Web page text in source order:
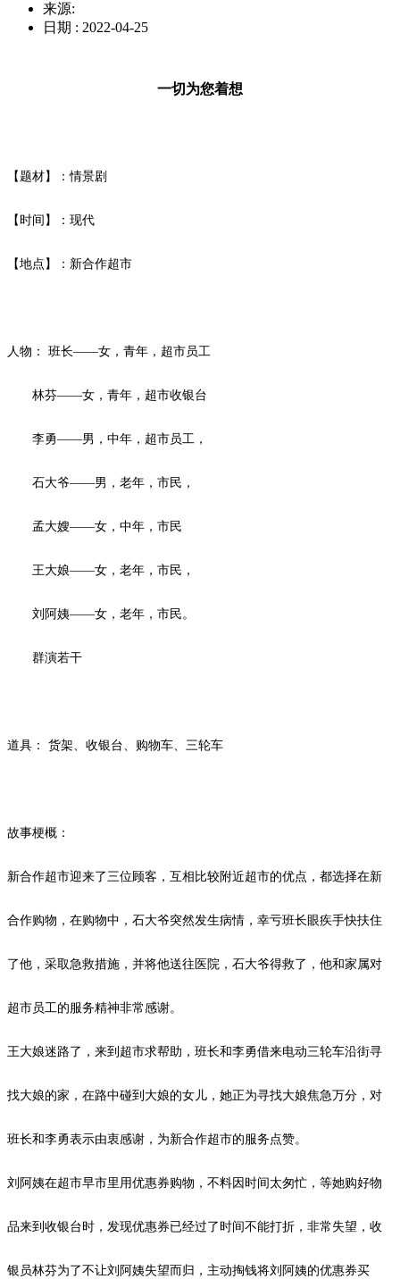
来源:
日期 : 2022-04-25
一切为您着想
【题材】：情景剧
【时间】：现代
【地点】：新合作超市
人物： 班长——女，青年，超市员工
林芬——女，青年，超市收银台
李勇——男，中年，超市员工，
石大爷——男，老年，市民，
孟大嫂——女，中年，市民
王大娘——女，老年，市民，
刘阿姨——女，老年，市民。
群演若干
道具： 货架、收银台、购物车、三轮车
故事梗概：
新合作超市迎来了三位顾客，互相比较附近超市的优点，都选择在新
合作购物，在购物中，石大爷突然发生病情，幸亏班长眼疾手快扶住
了他，采取急救措施，并将他送往医院，石大爷得救了，他和家属对
超市员工的服务精神非常感谢。
王大娘迷路了，来到超市求帮助，班长和李勇借来电动三轮车沿街寻
找大娘的家，在路中碰到大娘的女儿，她正为寻找大娘焦急万分，对
班长和李勇表示由衷感谢，为新合作超市的服务点赞。
刘阿姨在超市早市里用优惠券购物，不料因时间太匆忙，等她购好物
品来到收银台时，发现优惠券已经过了时间不能打折，非常失望，收
银员林芬为了不让刘阿姨失望而归，主动掏钱将刘阿姨的优惠券买